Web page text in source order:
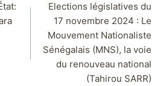
Elections législatives du
17 novembre 2024 : Le
Mouvement Nationaliste
Sénégalais (MNS), la voie
du renouveau national
(Tahirou SARR)